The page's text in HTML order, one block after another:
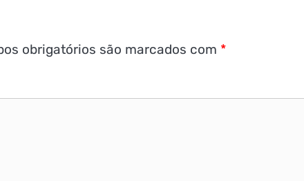
obrigatórios são marcados com *